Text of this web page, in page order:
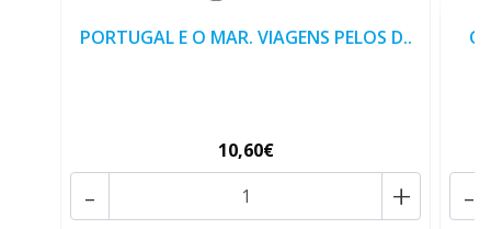
PORTUGAL E O MAR. VIAGENS PELOS D..
10,60€
+
- -